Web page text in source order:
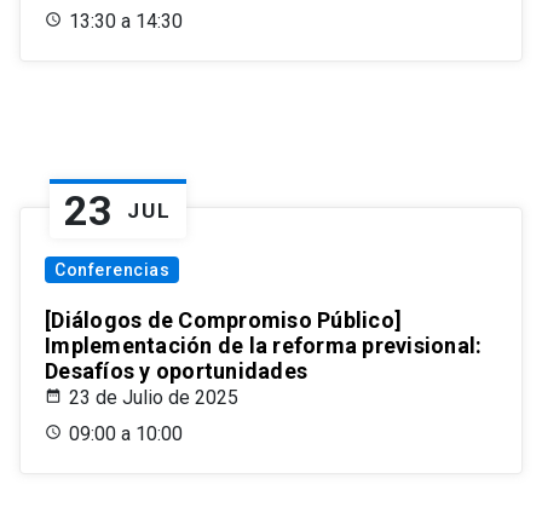
13:30 a 14:30
23 JUL
Conferencias
[Diálogos de Compromiso Público]
Implementación de la reforma previsional:
Desafíos y oportunidades
23 de Julio de 2025
09:00 a 10:00